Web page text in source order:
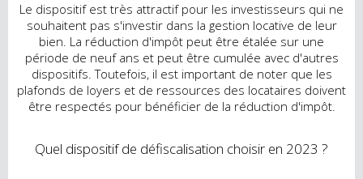
Le dispositif est très attractif pour les investisseurs qui ne
souhaitent pas s'investir dans la gestion locative de leur
bien. La réduction d'impôt peut être étalée sur une
période de neuf ans et peut être cumulée avec d'autres
dispositifs. Toutefois, il est important de noter que les
plafonds de loyers et de ressources des locataires doivent
être respectés pour bénéficier de la réduction d'impôt.
Quel dispositif de défiscalisation choisir en 2023 ?